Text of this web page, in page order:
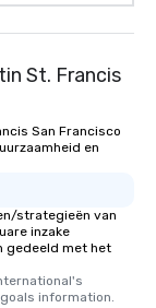
St. Francis
San Francisco
en
strategieën van
inzake
gedeeld met het
information.